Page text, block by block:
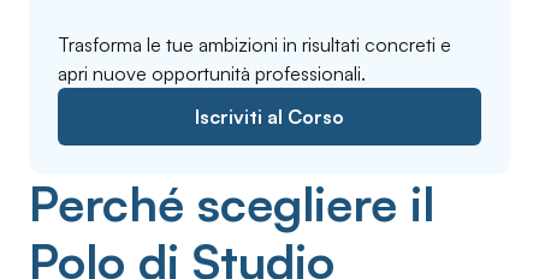
Trasforma le tue ambizioni in risultati concreti e
apri nuove opportunità professionali.
Iscriviti al Corso
Perché scegliere il
Polo di Studio